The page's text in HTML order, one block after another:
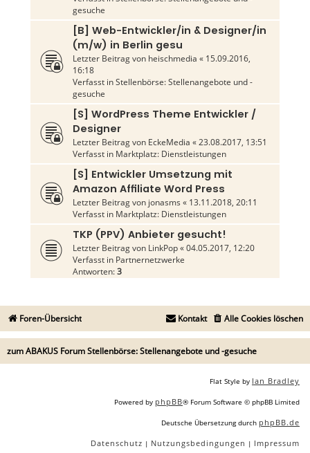
gesuche
[B] Web-Entwickler/in & Designer/in
(m/w) in Berlin gesu
Letzter Beitrag von heischmedia « 15.09.2016,
16:18
Verfasst inStellenbörse: Stellenangebote und -
gesuche
[S] WordPress Theme Entwickler /
Designer
Letzter Beitrag von EckeMedia «23.08.2017, 13:51
Verfasst in Marktplatz: Dienstleistungen
[S] Entwickler Umsetzung mit
Amazon Affiliate Word Press
Letzter Beitrag von jonasms « 13.11.2018, 20:11
Verfasst in Marktplatz: Dienstleistungen
TKP (PPV) Anbieter gesucht!
Letzter Beitrag von LinkPop«04.05.2017, 12:20
Verfasst in Partnernetzwerke
Antworten:3
Foren-Übersicht Alle Cookies löschen
Kontakt
zum ABAKUS Forum Stellenbörse: Stellenangebote und -gesuche
Flat Style by Ian Bradley
Powered by phpBB® Forum Software © phpBB Limited
Deutsche Übersetzung durch phpBB.de
Datenschutz | Nutzungsbedingungen | Impressum